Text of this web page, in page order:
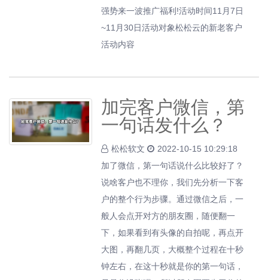
强势来一波推广福利!活动时间11月7日
~11月30日活动对象松松云的新老客户
活动内容
加完客户微信，第
一句话发什么？
松松软文
2022-10-15 10:29:18
加了微信，第一句话说什么比较好了？
说啥客户也不理你，我们先分析一下客
户的整个行为步骤。通过微信之后，一
般人会点开对方的朋友圈，随便翻一
下，如果看到有头像的自拍呢，再点开
大图，再翻几页，大概整个过程在十秒
钟左右，在这十秒就是你的第一句话，